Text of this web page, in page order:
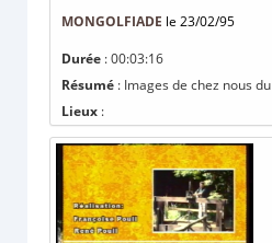
MONGOLFIADE le 23/02/95
Durée : 00:03:16
Résumé : Images de chez nous
Lieux :